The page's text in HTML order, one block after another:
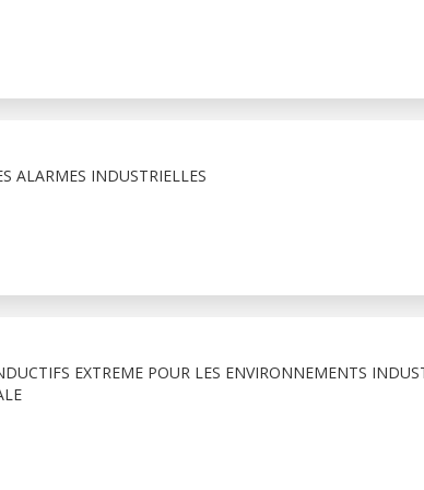
ALARMES INDUSTRIELLES
EXTREME POUR LES ENVIRONNEMENTS